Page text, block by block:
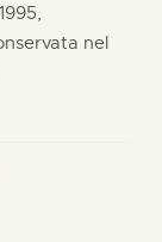
nel